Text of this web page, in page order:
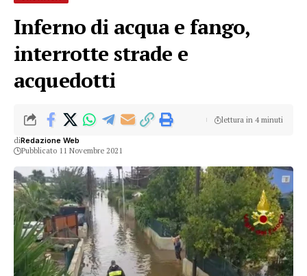
Inferno di acqua e fango,
interrotte strade e
acquedotti
diRedazione Web
Pubblicato 11 Novembre 2021
lettura in 4 minuti